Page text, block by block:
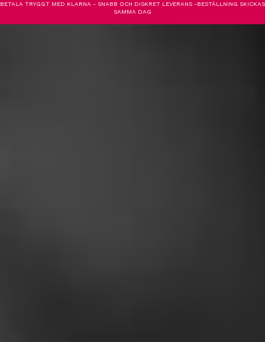
BETALA TRYGGT MED KLARNA - SNABB OCH DISKRET LEVERANS -BESTÄLLNING SKICKAS
SAMMA DAG